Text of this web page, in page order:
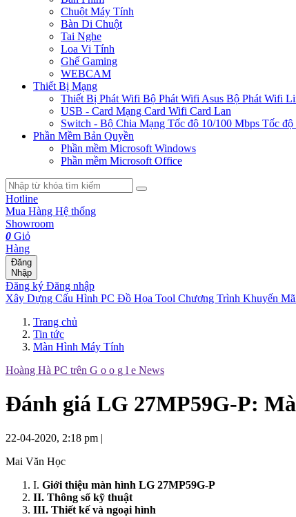
Chuột Máy Tính
Bàn Di Chuột
Tai Nghe
Loa Vi Tính
Ghế Gaming
WEBCAM
Thiết Bị Mạng
Thiết Bị Phát Wifi Bộ Phát Wifi Asus Bộ Phát Wifi
USB - Card Mạng Card Wifi Card Lan
Switch - Bộ Chia Mạng Tốc độ 10/100 Mbps Tốc độ
Phần Mềm Bản Quyền
Phần mềm Microsoft Windows
Phần mềm Microsoft Office
Hotline
Mua Hàng Hệ thống
Showroom
0 Giỏ
Hàng
Đăng
Nhập
Đăng ký Đăng nhập
Xây Dựng Cấu Hình PC Đồ Họa Tool Chương Trình Khuyến
Trang chủ
Tin tức
Màn Hình Máy Tính
Hoàng Hà PC trên G o o g l e News
Đánh giá LG 27MP59G-P:
22-04-2020, 2:18 pm |
Mai Văn Học
I. Giới thiệu màn hình LG 27MP59G-P
II. Thông số kỹ thuật
III. Thiết kế và ngoại hình